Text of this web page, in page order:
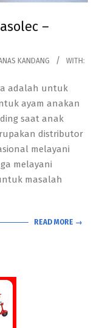
–
KANDANG
WITH:
adalah untuk
ayam anakan
saat anak
distributor
melayani
melayani
masalah
READ MORE →